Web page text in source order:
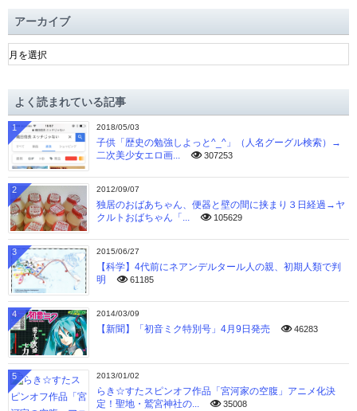
アーカイブ
ア
ー
ブよく読まれている記事
2018/05/03
子供「歴史の勉強しよっと^_^」（人名グーグル検索）→
二次美少女エロ画...
307253
1
2012/09/07
独居のおばあちゃん、便器と壁の間に挟まり３日経過→ヤ
クルトおばちゃん「...
105629
2
2015/06/27
【科学】4代前にネアンデルタール人の親、初期人類で判
明
61185
3
2014/03/09
【新聞】「初音ミク特別号」4月9日発売 46283
4
2013/01/02
らき☆すたスピンオフ作品「宮河家の空腹」アニメ化決
定！聖地・鷲宮神社の...
35008
5